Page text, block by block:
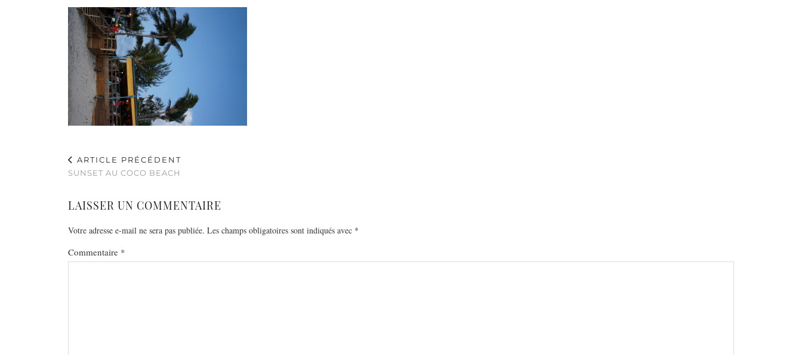
ARTICLE PRÉCÉDENT
SUNSET AU COCO BEACH
LAISSER UN COMMENTAIRE
Votre adresse e-mail ne sera pas publiée. Les champs obligatoires sont indiqués avec *
Commentaire *